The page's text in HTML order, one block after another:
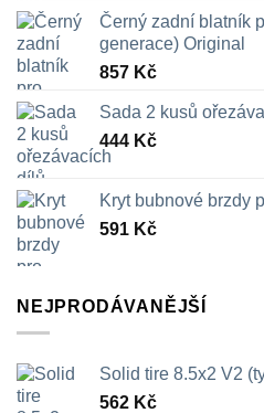
Černý zadní blatník
generace) Original
857 Kč
Sada 2 kusů
444 Kč
Kryt bubnové brzdy
591 Kč
NEJPRODÁVANĚJŠÍ
Solid tire 8.5x2 V2
562 Kč